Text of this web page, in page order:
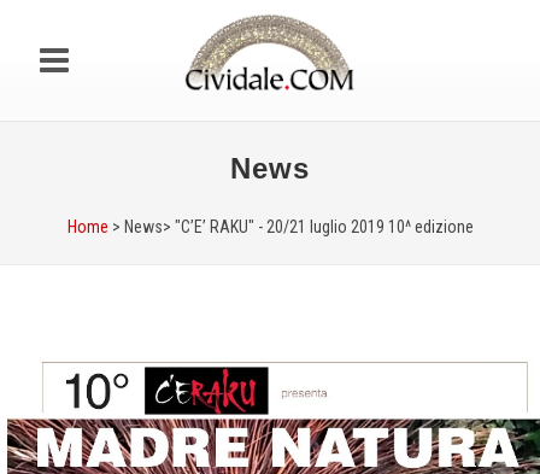
News
Home > News> "C’E’ RAKU" - 20/21 luglio 2019 10^ edizione